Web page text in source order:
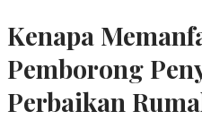
Kenapa
Pemborong
Perbaikan